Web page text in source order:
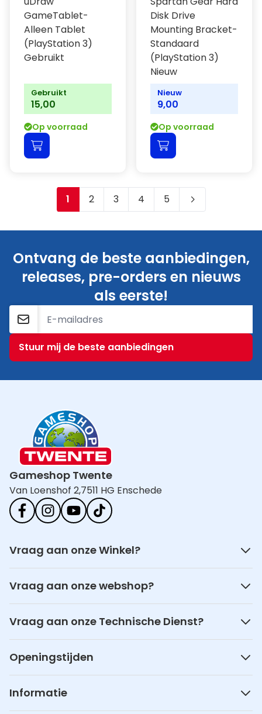
GameTablet-
Alleen Tablet
(PlayStation 3)
Gebruikt
Gebruikt
15,00
Op voorraad
Disk Drive
Mounting Bracket-
Standaard
(PlayStation 3)
Nieuw
Nieuw
9,00
Op voorraad
Je leest momenteel pagina
1 Pagina
2 Pagina
3 Pagina
4 Pagina
5
Ontvang de beste aanbiedingen,
releases, pre-orders en nieuws
als eerste!
E-mailadres
Stuur mij de beste aanbiedingen
Gameshop Twente
Van Loenshof 2,7511 HG Enschede
Vraag aan onze Winkel?
Vraag aan onze webshop?
Vraag aan onze Technische Dienst?
Openingstijden
Informatie